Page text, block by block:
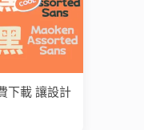
下載 讓設計